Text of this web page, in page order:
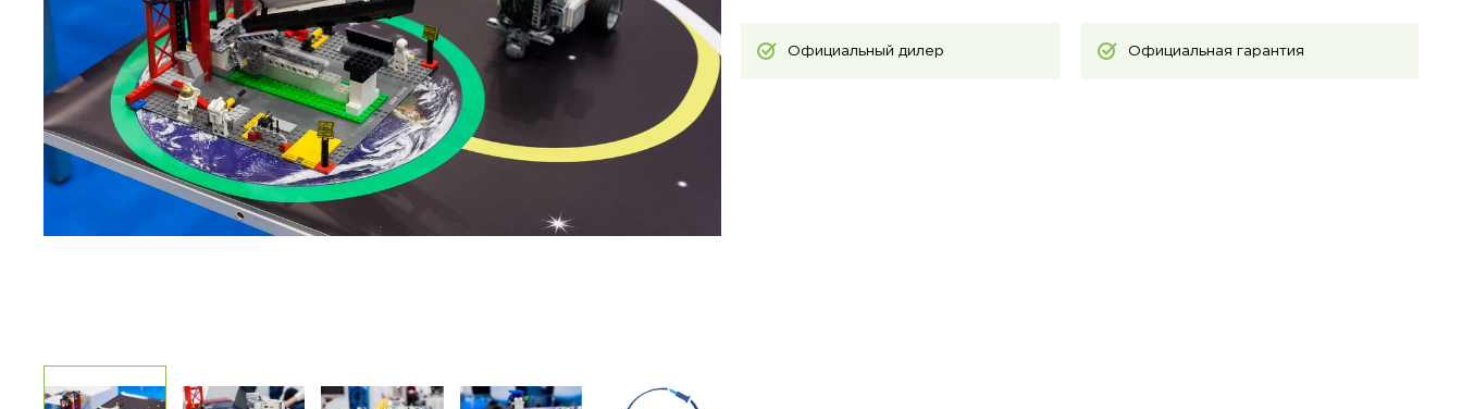
Официальный дилер Официальная гарантия